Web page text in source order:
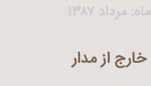
ماه:مرداد ۱۳۸۷
خارج از مدار